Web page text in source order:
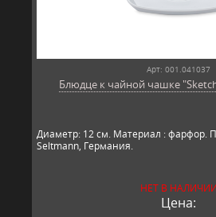
Арт: 001.041037
Блюдце к чайной чашке
Диаметр: 12 см. Материал : фарфор.
Seltmann, Гер​​мания.
НЕТ В НАЛИЧИИ
Цена: